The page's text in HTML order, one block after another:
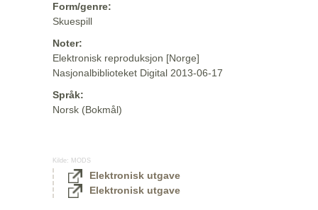
Form/genre:
Skuespill
Noter:
Elektronisk reproduksjon [Norge]
Nasjonalbiblioteket Digital 2013-06-17
Språk:
Norsk (Bokmål)
Kilde: MODS
Elektronisk utgave
Elektronisk utgave